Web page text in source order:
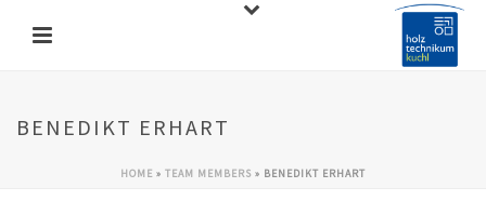
BENEDIKT ERHART
HOME » TEAM MEMBERS » BENEDIKT ERHART